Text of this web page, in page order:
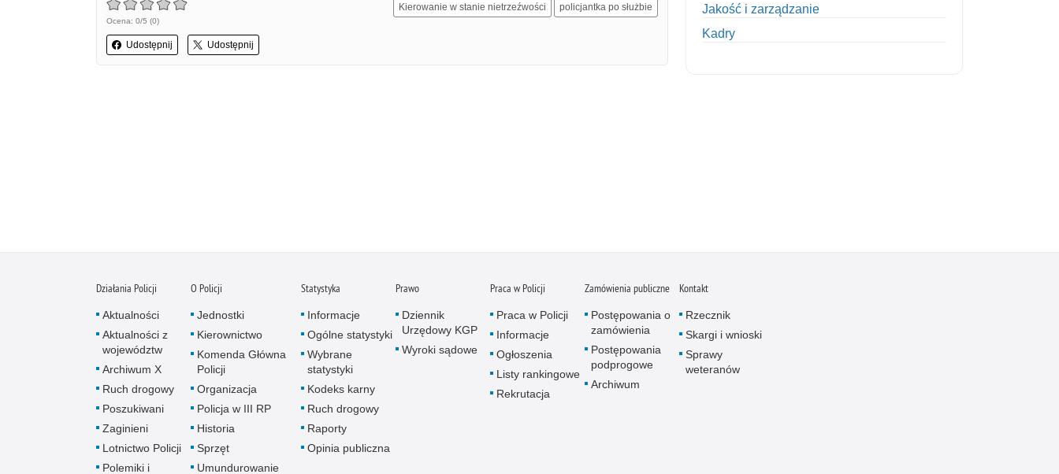
Ocena: 0/5 (0)
Udostępnij Udostępnij
Kierowanie w stanie nietrzeźwości policjantka po służbie
Jakość i zarządzanie
Kadry
Nietrzeźwi kierujący
Nietrzeźwi opiekunowie
Działania Policji
Aktualności
Aktualności z
województw
Archiwum X
Ruch drogowy
Poszukiwani
Zaginieni
Lotnictwo Policji
Polemiki i
O Policji
Jednostki
Kierownictwo
Komenda Główna
Policji
Organizacja
Policja w III RP
Historia
Sprzęt
Umundurowanie
Statystyka
Informacje
Ogólne statystyki
Wybrane
statystyki
Kodeks karny
Ruch drogowy
Raporty
Opinia publiczna
Prawo
Dziennik
Urzędowy KGP
Wyroki sądowe
Praca w Policji
Praca w Policji
Informacje
Ogłoszenia
Listy rankingowe
Rekrutacja
Zamówienia publiczne
Postępowania o
zamówienia
Postępowania
podprogowe
Archiwum
Kontakt
Rzecznik
Skargi i wnioski
Sprawy
weteranów